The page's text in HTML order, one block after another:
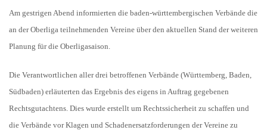
Am gestrigen Abend informierten die baden-württembergischen Verbände die
an der Oberliga teilnehmenden Vereine über den aktuellen Stand der weiteren
Planung für die Oberligasaison.
Die Verantwortlichen aller drei betroffenen Verbände (Württemberg, Baden,
Südbaden) erläuterten das Ergebnis des eigens in Auftrag gegebenen
Rechtsgutachtens. Dies wurde erstellt um Rechtssicherheit zu schaffen und
die Verbände vor Klagen und Schadenersatzforderungen der Vereine zu